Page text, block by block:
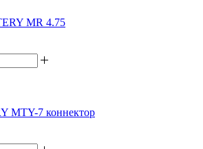
МR 4.75
MTY-7 коннектор